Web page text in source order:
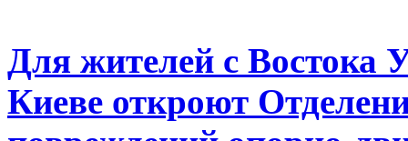
Для жителей с
Киеве откроют